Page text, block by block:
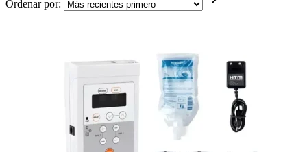
Ordenar por: